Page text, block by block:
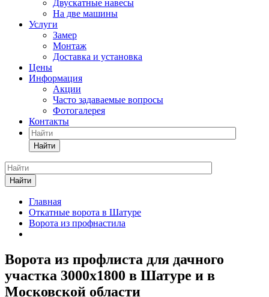
Двускатные навесы
На две машины
Услуги
Замер
Монтаж
Доставка и установка
Цены
Информация
Акции
Часто задаваемые вопросы
Фотогалерея
Контакты
Найти
Найти
Главная
Откатные ворота в Шатуре
Ворота из профнастила
Ворота из профлиста для дачного
участка 3000x1800 в Шатуре и в
Московской области